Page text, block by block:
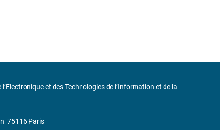
l’Electronique et des Technologies de l’Information et de la
75116 Paris